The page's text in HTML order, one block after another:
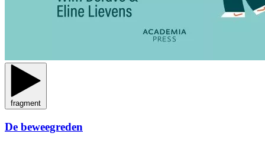
fragment
De beweegreden